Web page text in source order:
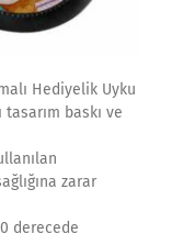
Hediyelik Uyku
tasarım baskı ve
zarar
derecede